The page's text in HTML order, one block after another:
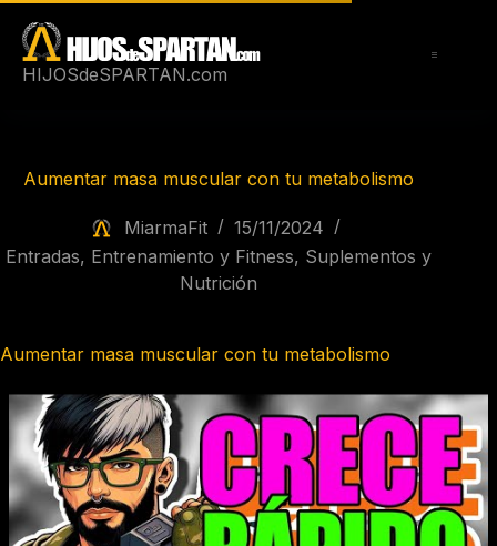
contenido
HIJOSdeSPARTAN.com
Aumentar masa muscular con tu metabolismo
MiarmaFit
15/11/2024
Entradas, Entrenamiento y Fitness, Suplementos y
Nutrición
Aumentar masa muscular con tu metabolismo